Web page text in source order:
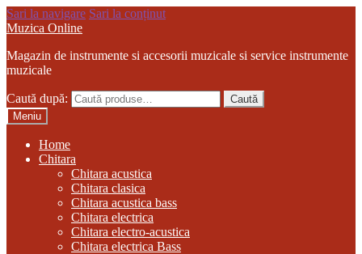
Sari la navigare Sari la conținut
Muzica Online
Magazin de instrumente si accesorii muzicale si service instrumente
muzicale
Caută după:
Caută
Meniu
Home
Chitara
Chitara acustica
Chitara clasica
Chitara acustica bass
Chitara electrica
Chitara electro-acustica
Chitara electrica Bass